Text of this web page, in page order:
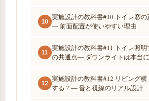
10
実施設計の教科書#10 トイレ窓の
― 前面配置が使いやすい理由
11
実施設計の教科書#11 トイレ照明
の共通点― ダウンライトは本当
12
実施設計の教科書#12 リビング
する？― 音と視線のリアル設計